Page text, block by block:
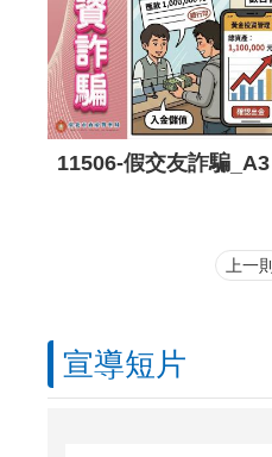
11506-假交友詐騙_A3
上一則
宣導短片